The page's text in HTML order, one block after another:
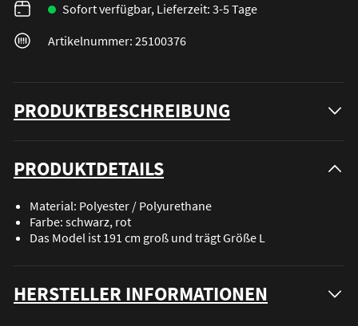
Sofort verfügbar, Lieferzeit: 3-5 Tage
Artikelnummer: 25100376
PRODUKTBESCHREIBUNG
PRODUKTDETAILS
Material: Polyester / Polyurethane
Farbe: schwarz, rot
Das Model ist 191 cm groß und trägt Größe L
HERSTELLER INFORMATIONEN